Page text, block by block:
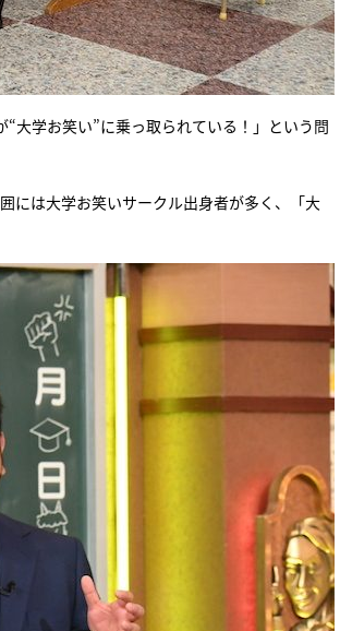
大学お笑い”に乗っ取られている！」という問
には大学お笑いサークル出身者が多く、「大